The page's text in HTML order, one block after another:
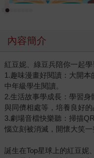
內容簡介
紅豆妮、綠豆兵陪你一起學
1.趣味漫畫好閱讀：大開
中年級學生閱讀。
2.生活故事學成長：學習
與同儕相處等，培養良好的
3.劇場音檔快樂聽：掃描
惱立刻被消滅，開懷大笑一
誕生在Top星球上的紅豆妮